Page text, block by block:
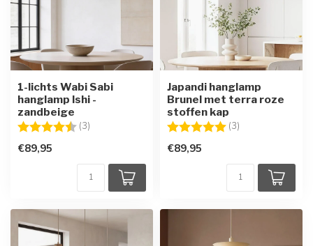
1-lichts Wabi Sabi
hanglamp Ishi -
zandbeige
Beoordeling: (3)
€89,95
Japandi hanglamp
Brunel met terra roze
stoffen kap
Beoordeling: (3)
€89,95